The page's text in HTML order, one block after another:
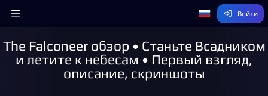
Войти
The Falconeer обзор • Станьте Всадником
и летите к небесам • Первый взгляд,
описание, скриншоты